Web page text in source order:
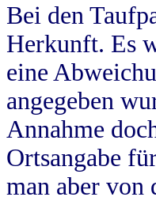
Bei den
Herkunft. Es
eine
angegeben
Annahme
Ortsangabe
man aber von